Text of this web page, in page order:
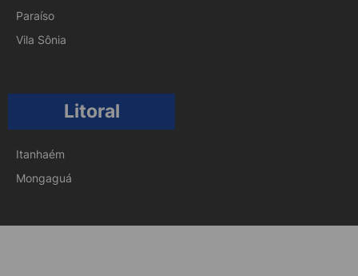
Paraíso
Vila Sônia
Litoral
Itanhaém
Mongaguá